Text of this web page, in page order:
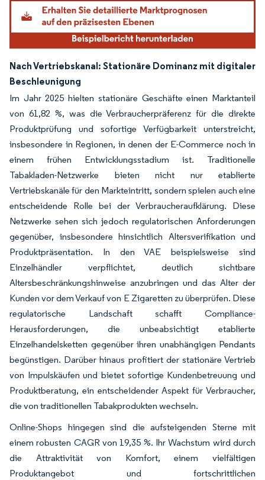
Nach Vertriebskanal: Stationäre Dominanz mit digitaler
Beschleunigung
Im Jahr 2025 hielten stationäre Geschäfte einen Marktanteil
von 61,82 %, was die Verbraucherpräferenz für die direkte
Produktprüfung und sofortige Verfügbarkeit unterstreicht,
insbesondere in Regionen, in denen der E-Commerce noch in
einem frühen Entwicklungsstadium ist. Traditionelle
Tabakladen-Netzwerke bieten nicht nur etablierte
Vertriebskanäle für den Markteintritt, sondern spielen auch eine
entscheidende Rolle bei der Verbraucheraufklärung. Diese
Netzwerke sehen sich jedoch regulatorischen Anforderungen
gegenüber, insbesondere hinsichtlich Altersverifikation und
Produktpräsentation. In den VAE beispielsweise sind
Einzelhändler verpflichtet, deutlich sichtbare
Altersbeschränkungshinweise anzubringen und das Alter der
Kunden vor dem Verkauf von E Zigaretten zu überprüfen. Diese
regulatorische Landschaft schafft Compliance-
Herausforderungen, die unbeabsichtigt etablierte
Einzelhandelsketten gegenüber ihren unabhängigen Pendants
begünstigen. Darüber hinaus profitiert der stationäre Vertrieb
von Impulskäufen und bietet sofortige Kundenbetreuung und
Produktberatung, ein entscheidender Aspekt für Verbraucher,
die von traditionellen Tabakprodukten wechseln.
Online-Shops hingegen sind die aufsteigenden Sterne mit
einem robusten CAGR von 19,35 %. Ihr Wachstum wird durch
die Attraktivität von Komfort, einem vielfältigen
Produktangebot und fortschrittlichen